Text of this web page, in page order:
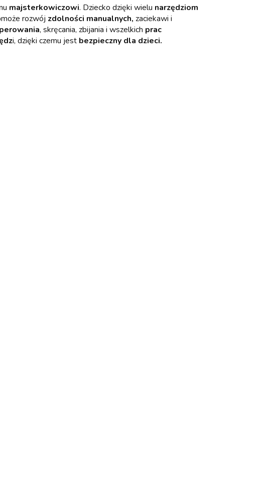
majsterkowiczowi. Dziecko dzięki wielu narzędziom
rozwój zdolności manualnych, zaciekawi i
, skręcania, zbijania i wszelkich prac
i, dzięki czemu jest bezpieczny dla dzieci.